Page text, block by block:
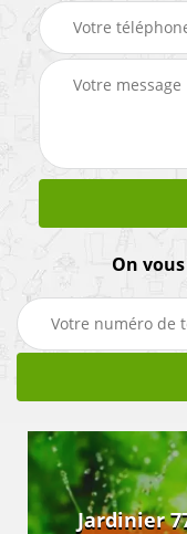
On
Jardinier